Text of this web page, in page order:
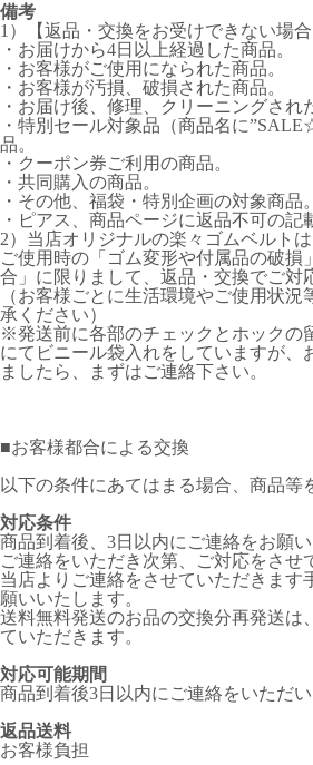
備考
1）【返品・交換をお受けできない場合
・お届けから4日以上経過した商品。
・お客様がご使用になられた商品。
・お客様が汚損、破損された商品。
・お届け後、修理、クリーニングされ
・特別セール対象品（商品名に
品。
・クーポン券ご利用の商品。
・共同購入の商品。
・その他、福袋・特別企画の対象商品。
・ピアス、商品ページに返品不可の記
2）当店オリジナルの楽々ゴムベルト
ご使用時の「ゴム変形や付属品の破損
合」に限りまして、返品・交換でご対
（お客様ごとに生活環境やご使用状況
承ください）
※発送前に各部のチェックとホックの
にてビニール袋入れをしていますが、
ましたら、まずはご連絡下さい。
■お客様都合による交換
以下の条件にあてはまる場合、商品等
対応条件
商品到着後、3日以内にご連絡をお願い
ご連絡をいただき次第、ご対応をさせ
当店よりご連絡をさせていただきます
願いいたします。
送料無料発送のお品の交換分再発送は
ていただきます。
対応可能期間
商品到着後3日以内にご連絡をいただ
返品送料
お客様負担